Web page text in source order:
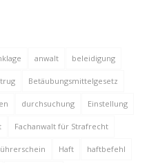
anwalt beleidigung
Betäubungsmittelgesetz
durchsuchung Einstellung
Fachanwalt für Strafrecht
Haft haftbefehl